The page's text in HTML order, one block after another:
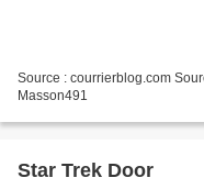
Source : courrierblog.com
Masson491
Star Trek Door